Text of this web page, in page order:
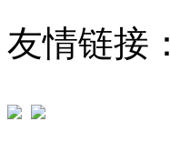
友情链接：